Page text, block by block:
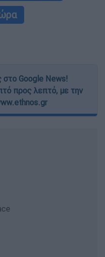
Google News!
προς λεπτό, με την